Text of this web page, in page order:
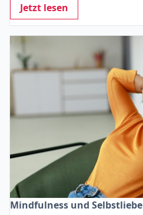
Jetzt lesen
Mindfulness und Selbstliebe